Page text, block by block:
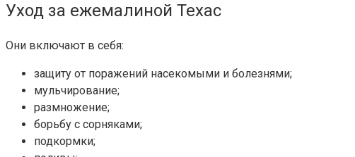
Уход за ежемалиной Техас
Они включают в себя:
защиту от поражений насекомыми и болезнями;
мульчирование;
размножение;
борьбу с сорняками;
подкормки;